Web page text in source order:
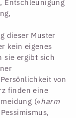
Entschleunigung
dieser Muster
kein eigenes
sie ergibt sich
von
finden eine
(«harm